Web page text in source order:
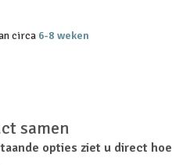
circa 6-8 weken
samen
opties ziet u direct hoe